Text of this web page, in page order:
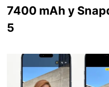
7400 mAh y
5